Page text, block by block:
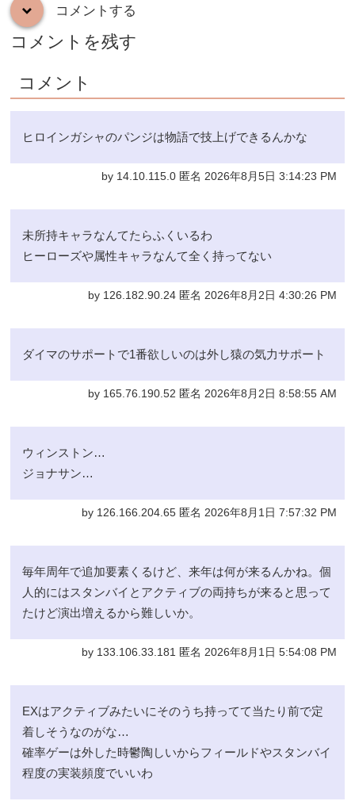
down コメントする
コメントを残す
コメント
ヒロインガシャのパンジは物語で技上げできるんかな
by 14.10.115.0 匿名 2026年8月5日 3:14:23 PM
未所持キャラなんてたらふくいるわ
ヒーローズや属性キャラなんて全く持ってない
by 126.182.90.24 匿名 2026年8月2日 4:30:26 PM
ダイマのサポートで1番欲しいのは外し猿の気力サポート
by 165.76.190.52 匿名 2026年8月2日 8:58:55 AM
ウィンストン…
ジョナサン…
by 126.166.204.65 匿名 2026年8月1日 7:57:32 PM
毎年周年で追加要素くるけど、来年は何が来るんかね。個
人的にはスタンバイとアクティブの両持ちが来ると思って
たけど演出増えるから難しいか。
by 133.106.33.181 匿名 2026年8月1日 5:54:08 PM
EXはアクティブみたいにそのうち持ってて当たり前で定
着しそうなのがな…
確率ゲーは外した時鬱陶しいからフィールドやスタンバイ
程度の実装頻度でいいわ